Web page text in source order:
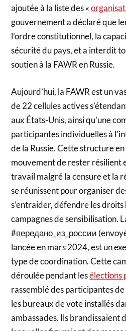
ajoutée à la liste des «
gouvernement a déclaré que
l’ordre constitutionnel, la
sécurité du pays, et a interdit
soutien à la FAWR en Russie.
Aujourd’hui, la FAWR est un
de 22 cellules actives
aux États-Unis, ainsi qu’une
participantes individuelles à
de la Russie. Cette structure
mouvement de rester résilient
travail malgré la censure et la
se réunissent pour organiser
s’entraider, défendre les
campagnes de sensibilisation.
#передано_из_россии
lancée en mars 2024, est un
type de coordination. Cette
déroulée pendant lesélections
rassemblé des participantes
les bureaux de vote installés
ambassades. Ils brandissaient